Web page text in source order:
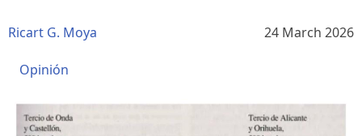
Ricart G. Moya 24 March 2026
Opinión